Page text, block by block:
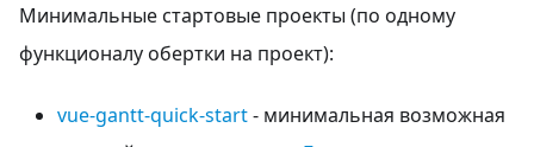
Минимальные стартовые проекты (по одному
функционалу обертки на проект):
vue-gantt-quick-start- минимальная возможная